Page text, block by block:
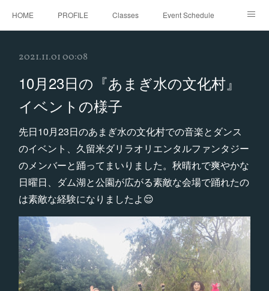
HOME PROFILE Classes Event Schedule
2021.11.01 00:08
10月23日の『あまぎ水の文化村』
イベントの様子
先日10月23日のあまぎ水の文化村での音楽とダンス
のイベント、久留米ダリラオリエンタルファンタジー
のメンバーと踊ってまいりました。秋晴れで爽やかな
日曜日、ダム湖と公園が広がる素敵な会場で踊れたの
は素敵な経験になりましたよ😌